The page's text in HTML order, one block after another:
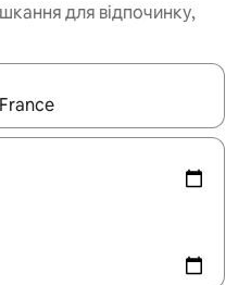
для відпочинку,
використовуйте для